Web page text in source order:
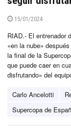
15/01/2024
RIAD.- El entrenador
«en la nube»
la final de la
que puede caer en
disfrutando» del
Carlo Ancelotti
Supercopa de